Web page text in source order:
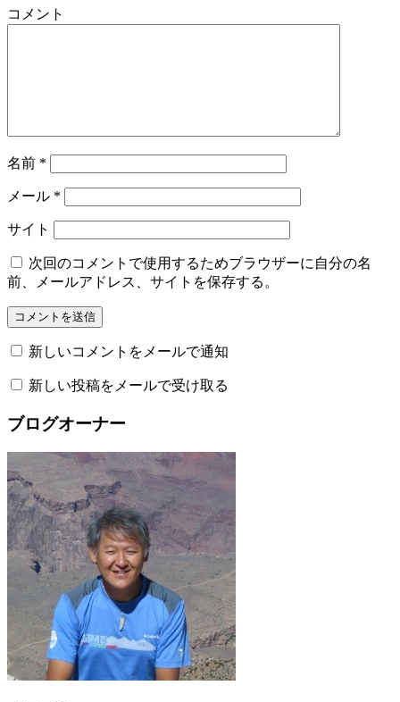
コメント
名前 *
メール *
サイト
次回のコメントで使用するためブラウザーに自分の名
前、メールアドレス、サイトを保存する。
新しいコメントをメールで通知
新しい投稿をメールで受け取る
ブログオーナー